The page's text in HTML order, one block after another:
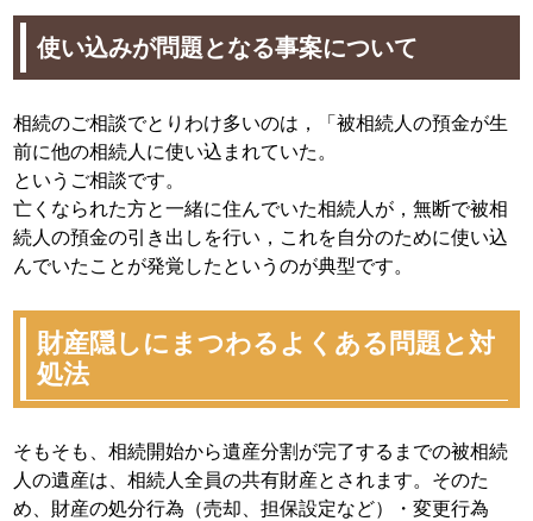
使い込みが問題となる事案について
相続のご相談でとりわけ多いのは，「被相続人の預金が生
前に他の相続人に使い込まれていた。
というご相談です。
亡くなられた方と一緒に住んでいた相続人が，無断で被相
続人の預金の引き出しを行い，これを自分のために使い込
んでいたことが発覚したというのが典型です。
財産隠しにまつわるよくある問題と対
処法
そもそも、相続開始から遺産分割が完了するまでの被相続
人の遺産は、相続人全員の共有財産とされます。そのた
め、財産の処分行為（売却、担保設定など）・変更行為